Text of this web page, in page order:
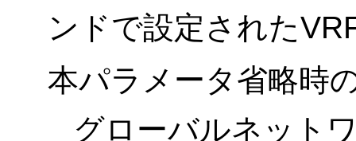
ンドで設定された
本パラメータ省略時
グローバルネット